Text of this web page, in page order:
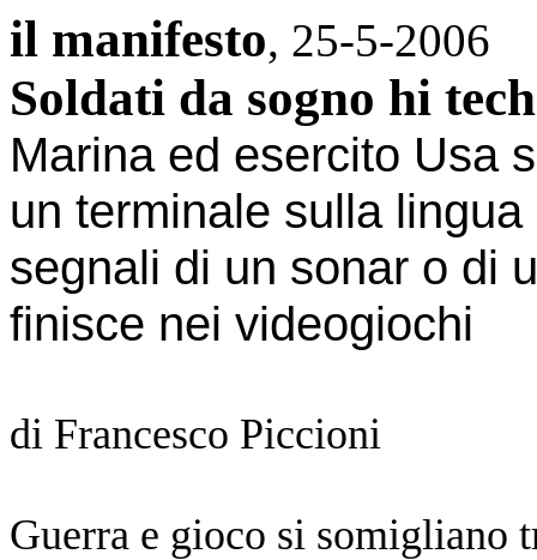
il manifesto, 25-5-2006
Soldati da sogno hi tech
Marina ed esercito Usa
un terminale sulla
segnali di un sonar o di
finisce nei videogiochi
di Francesco Piccioni
Guerra e gioco si somigliano